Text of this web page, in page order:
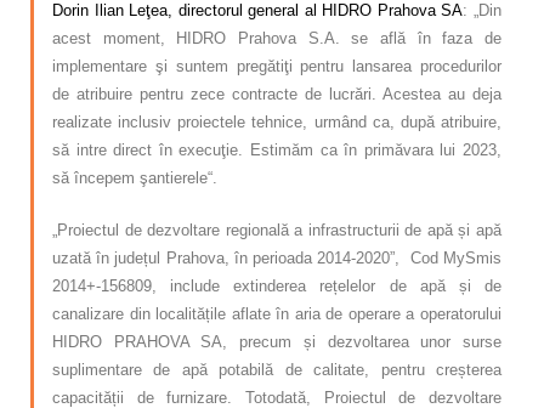
Dorin Ilian Leţea, directorul general al HIDRO Prahova SA: „Din
acest moment, HIDRO Prahova S.A. se află în faza de
implementare şi suntem pregătiţi pentru lansarea procedurilor
de atribuire pentru zece contracte de lucrări. Acestea au deja
realizate inclusiv proiectele tehnice, urmând ca, după atribuire,
să intre direct în execuţie. Estimăm ca în primăvara lui 2023,
să începem şantierele“.
„Proiectul de dezvoltare regională a infrastructurii de apă și apă
uzată în județul Prahova, în perioada 2014-2020”, Cod MySmis
2014+-156809, include extinderea rețelelor de apă și de
canalizare din localitățile aflate în aria de operare a operatorului
HIDRO PRAHOVA SA, precum și dezvoltarea unor surse
suplimentare de apă potabilă de calitate, pentru creșterea
capacității de furnizare. Totodată, Proiectul de dezvoltare